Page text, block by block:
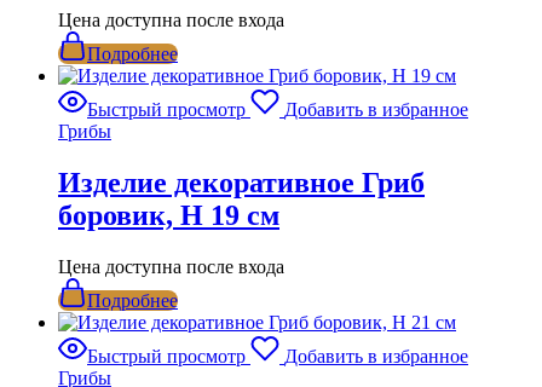
Цена доступна после входа
Подробнее
Быстрый просмотр
Добавить в избранное
Грибы
Изделие декоративное Гриб
боровик, H 19 см
Цена доступна после входа
Подробнее
Быстрый просмотр
Добавить в избранное
Грибы